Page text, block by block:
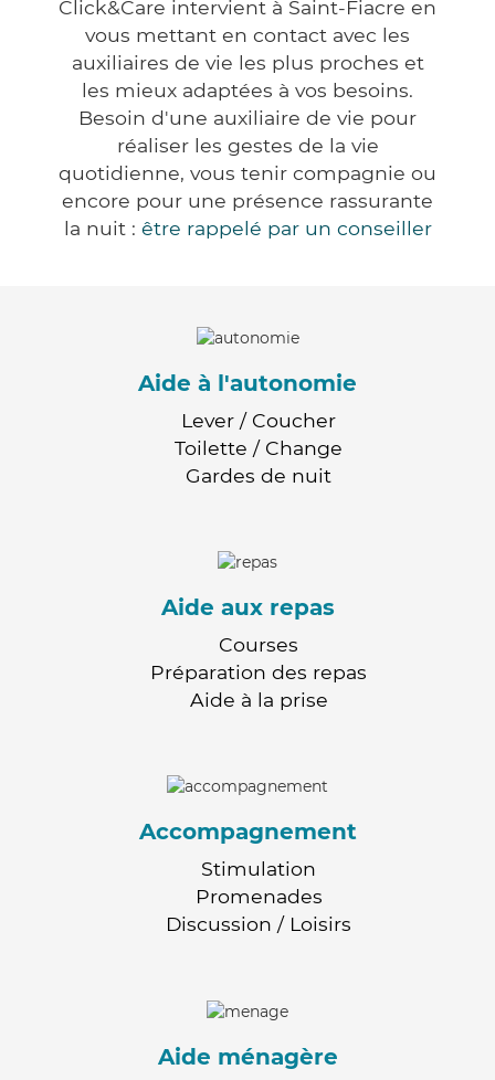
Click&Care intervient à Saint-Fiacre en
vous mettant en contact avec les
auxiliaires de vie les plus proches et
les mieux adaptées à vos besoins.
Besoin d'une auxiliaire de vie pour
réaliser les gestes de la vie
quotidienne, vous tenir compagnie ou
encore pour une présence rassurante
la nuit : être rappelé par un conseiller
Aide à l'autonomie
Lever / Coucher
Toilette / Change
Gardes de nuit
Aide aux repas
Courses
Préparation des repas
Aide à la prise
Accompagnement
Stimulation
Promenades
Discussion / Loisirs
Aide ménagère